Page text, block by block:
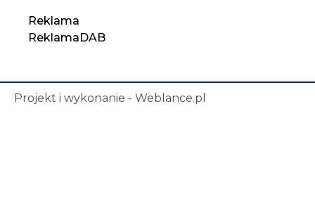
Reklama
ReklamaDAB
Projekt i wykonanie - Weblance.pl